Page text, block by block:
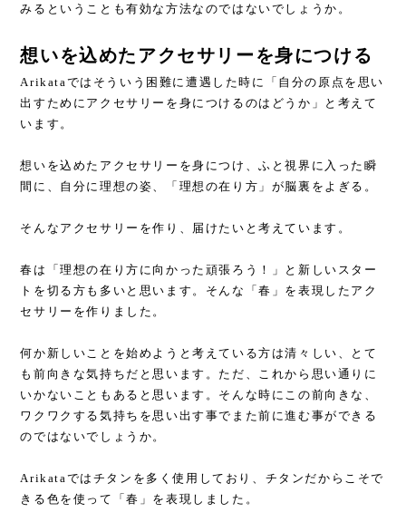
みるということも有効な方法なのではないでしょうか。
想いを込めたアクセサリーを身につける
Arikataではそういう困難に遭遇した時に「自分の原点を思い
出すためにアクセサリーを身につけるのはどうか」と考えて
います。
想いを込めたアクセサリーを身につけ、ふと視界に入った瞬
間に、自分に理想の姿、「理想の在り方」が脳裏をよぎる。
そんなアクセサリーを作り、届けたいと考えています。
春は「理想の在り方に向かった頑張ろう！」と新しいスター
トを切る方も多いと思います。そんな「春」を表現したアク
セサリーを作りました。
何か新しいことを始めようと考えている方は清々しい、とて
も前向きな気持ちだと思います。ただ、これから思い通りに
いかないこともあると思います。そんな時にこの前向きな、
ワクワクする気持ちを思い出す事でまた前に進む事ができる
のではないでしょうか。
Arikataではチタンを多く使用しており、チタンだからこそで
きる色を使って「春」を表現しました。